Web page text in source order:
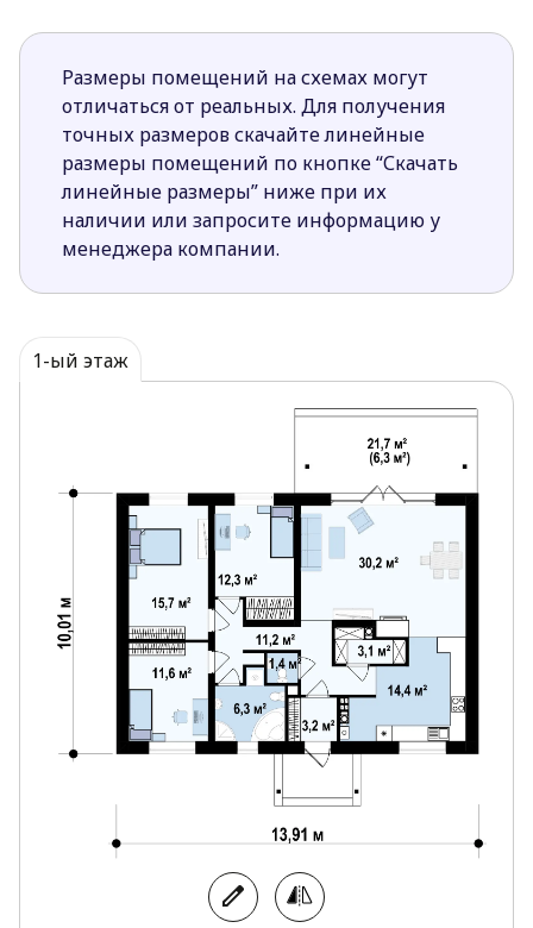
двускатная крыша позволяют снизить затраты
Четкое разделение ночной и дневной зоны
дает возможность скрыть приватную жизнь
дома от любопытных взглядов.
Почти полностью закрытая планировка кухня
позволяет отделить хозяйственный быт от
зоны отдыха. Но отказавшись от кладовой в
центре дневной зоны кухню можно сделать
более открытой.
возможность расположить дом на меньше
участке.
Расположение хозяйственного помещения в
центре дома предоставляет быстрый доступ к
нему, и разделяет дневную зону на уютные
подзоны: кухню, столовую и гостиную.
Большая ванная комната сможет вместить всю
необходимую сантехнику и прачечной, что
очень практично.
Кладовая расположенная рядом с кухней очень
удобное подспорье в ежедневной
хозяйственной деятельности.
Традиционный стиль дома по достоинству
оценят любители классики в архитектуре.
Размеры помещений на схемах могут
отличаться от реальных. Для получения
точных размеров скачайте линейные
размеры помещений по кнопке “Скачать
линейные размеры” ниже при их
наличии или запросите информацию у
менеджера компании.
1-ый этаж